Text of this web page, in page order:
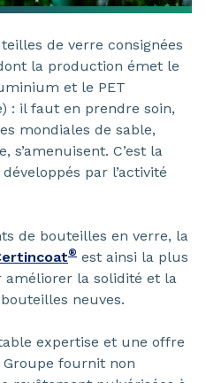
de verre consignées
la production émet le
et le PET
: il faut en prendre soin,
mondiales de sable,
C’est la
par l’activité
de bouteilles en verre, la
® est ainsi la plus
améliorer la solidité et la
neuves.
expertise et une offre
fournit non